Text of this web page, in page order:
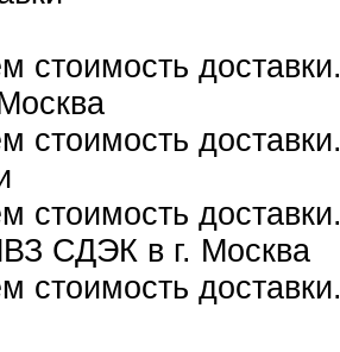
стоимость
стоимость
стоимость
СДЭК в г. Москва
стоимость